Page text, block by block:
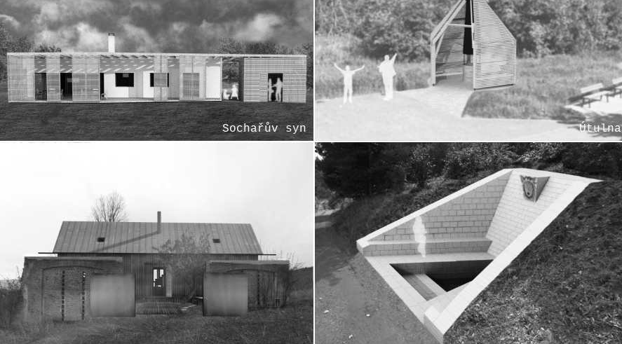
Sochařův syn Útulna